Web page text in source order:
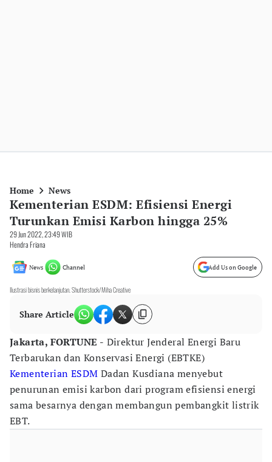
Home News
Kementerian ESDM: Efisiensi Energi
Turunkan Emisi Karbon hingga 25%
29 Jun 2022, 23:49 WIB
Hendra Friana
News Channel Add Us on Google
Ilustrasi bisnis berkelanjutan. Shutterstock/Miha Creative
Share Article
Jakarta, FORTUNE - Direktur Jenderal Energi Baru
Terbarukan dan Konservasi Energi (EBTKE)
Kementerian ESDM Dadan Kusdiana menyebut
penurunan emisi karbon dari program efisiensi energi
sama besarnya dengan membangun pembangkit listrik
EBT.